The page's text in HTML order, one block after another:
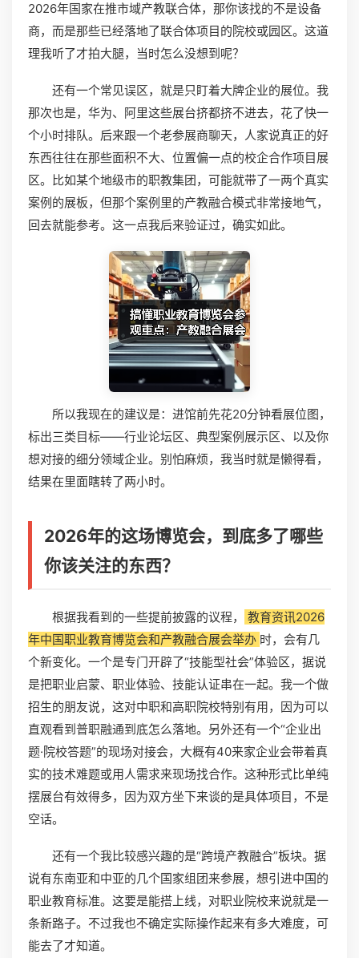
2026年国家在推市域产教联合体，那你该找的不是设备
商，而是那些已经落地了联合体项目的院校或园区。这道
理我听了才拍大腿，当时怎么没想到呢？
还有一个常见误区，就是只盯着大牌企业的展位。我
那次也是，华为、阿里这些展台挤都挤不进去，花了快一
个小时排队。后来跟一个老参展商聊天，人家说真正的好
东西往往在那些面积不大、位置偏一点的校企合作项目展
区。比如某个地级市的职教集团，可能就带了一两个真实
案例的展板，但那个案例里的产教融合模式非常接地气，
回去就能参考。这一点我后来验证过，确实如此。
所以我现在的建议是：进馆前先花20分钟看展位图，
标出三类目标——行业论坛区、典型案例展示区、以及你
想对接的细分领域企业。别怕麻烦，我当时就是懒得看，
结果在里面瞎转了两小时。
2026年的这场博览会，到底多了哪些
你该关注的东西？
根据我看到的一些提前披露的议程，
教育资讯2026
年中国职业教育博览会和产教融合展会举办 时，会有几
个新变化。一个是专门开辟了“技能型社会”体验区，据说
是把职业启蒙、职业体验、技能认证串在一起。我一个做
招生的朋友说，这对中职和高职院校特别有用，因为可以
直观看到普职融通到底怎么落地。另外还有一个“企业出
题·院校答题”的现场对接会，大概有40来家企业会带着真
实的技术难题或用人需求来现场找合作。这种形式比单纯
摆展台有效得多，因为双方坐下来谈的是具体项目，不是
空话。
还有一个我比较感兴趣的是“跨境产教融合”板块。据
说有东南亚和中亚的几个国家组团来参展，想引进中国的
职业教育标准。这要是能搭上线，对职业院校来说就是一
条新路子。不过我也不确定实际操作起来有多大难度，可
能去了才知道。